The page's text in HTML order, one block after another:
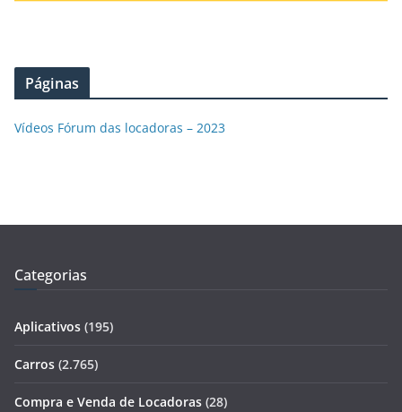
Páginas
Vídeos Fórum das locadoras – 2023
Categorias
Aplicativos (195)
Carros (2.765)
Compra e Venda de Locadoras (28)